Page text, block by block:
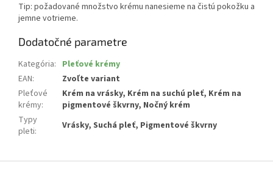
Tip: požadované množstvo krému nanesieme na čistú pokožku a
jemne votrieme.
Dodatočné parametre
Kategória: Pleťové krémy
EAN:
Zvoľte variant
Pleťové
krémy:
Krém na vrásky, Krém na suchú pleť, Krém na
pigmentové škvrny, Nočný krém
Typy
pleti: Vrásky, Suchá pleť, Pigmentové škvrny